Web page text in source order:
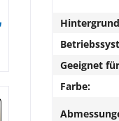
Geeignet
Farbe: